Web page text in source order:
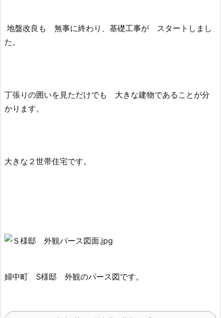
地盤改良も 無事に終わり、基礎工事が スタートしまし
た。
丁張りの囲いを見ただけでも 大きな建物であることが分
かります。
大きな２世帯住宅です。
婦中町 S様邸 外観のパース図です。